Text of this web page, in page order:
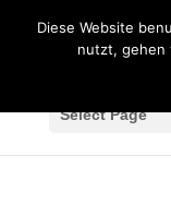
Select Page
Diese Website
nutzt, gehen